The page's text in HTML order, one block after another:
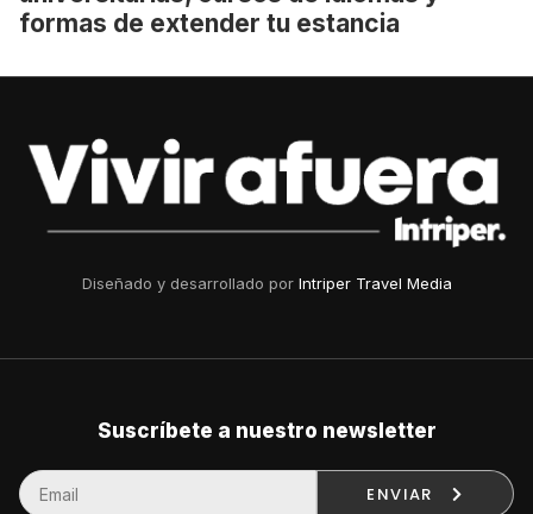
formas de extender tu estancia
Diseñado y desarrollado por Intriper Travel Media
Suscríbete a nuestro newsletter
ENVIAR